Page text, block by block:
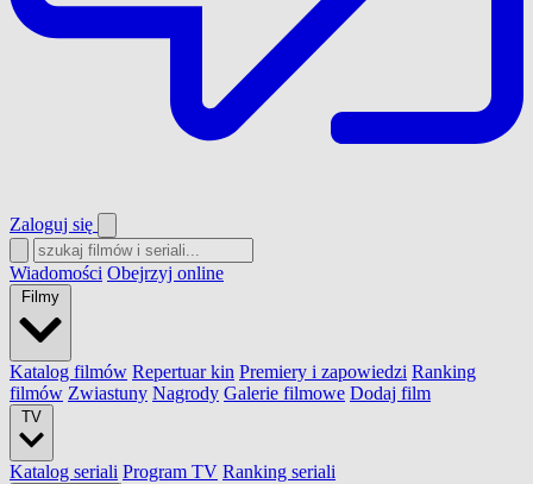
Zaloguj się
Wiadomości Obejrzyj online
Filmy
Katalog filmów Repertuar kin Premiery i zapowiedzi Ranking
filmów Zwiastuny Nagrody Galerie filmowe Dodaj film
TV
Katalog seriali Program TV Ranking seriali